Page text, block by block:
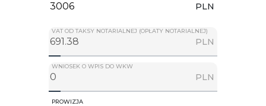
PLN
VAT OD TAKSY NOTARIALNEJ (OPŁATY NOTARIALNEJ)
PLN
WNIOSEK O WPIS DO WKW
PLN
PROWIZJA